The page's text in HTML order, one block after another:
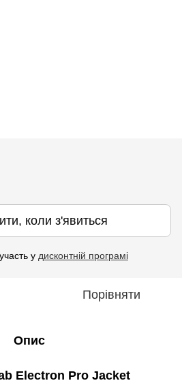
коли з'явиться
у дисконтній програмі
Порівняти
Опис
Electron Pro Jacket